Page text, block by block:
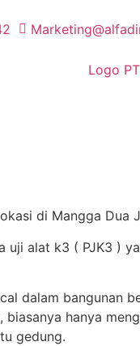
di Mangga
uji alat k3 ( PJK3 )
dalam bangunan
hanya
gedung.